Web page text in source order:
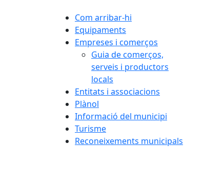
Com arribar-hi
Equipaments
Empreses i comerços
Guia de comerços,
serveis i productors
locals
Entitats i associacions
Plànol
Informació del municipi
Turisme
Reconeixements municipals